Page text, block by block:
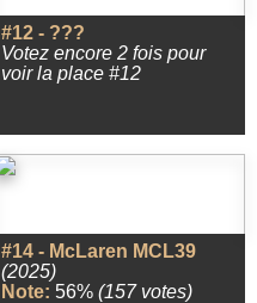
#12 - ???
Votez encore 2 fois pour
voir la place #12
#14 - McLaren MCL39
(2025)
Note: 56% (157 votes)